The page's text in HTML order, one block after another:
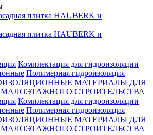
плитка HAUBERK и
плитка HAUBERK и
Комплектация для гидроизоляции
Полимерная гидроизоляция
МАТЕРИАЛЫ ДЛЯ
СТРОИТЕЛЬСТВА
Комплектация для гидроизоляции
Полимерная гидроизоляция
МАТЕРИАЛЫ ДЛЯ
СТРОИТЕЛЬСТВА